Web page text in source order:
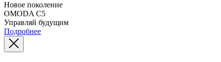
Новое поколение
OMODA C5
Управляй будущим
Подробнее